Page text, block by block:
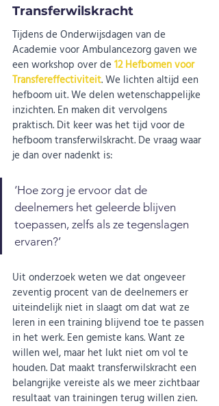
Transferwilskracht
Tijdens de Onderwijsdagen van de
Academie voor Ambulancezorg gaven we
een workshop over de 12 Hefbomen voor
Transfereffectiviteit. We lichten altijd een
hefboom uit. We delen wetenschappelijke
inzichten. En maken dit vervolgens
praktisch. Dit keer was het tijd voor de
hefboom transferwilskracht. De vraag waar
je dan over nadenkt is:
‘Hoe zorg je ervoor dat de
deelnemers het geleerde blijven
toepassen, zelfs als ze tegenslagen
ervaren?’
Uit onderzoek weten we dat ongeveer
zeventig procent van de deelnemers er
uiteindelijk niet in slaagt om dat wat ze
leren in een training blijvend toe te passen
in het werk. Een gemiste kans. Want ze
willen wel, maar het lukt niet om vol te
houden. Dat maakt transferwilskracht een
belangrijke vereiste als we meer zichtbaar
resultaat van trainingen terug willen zien.